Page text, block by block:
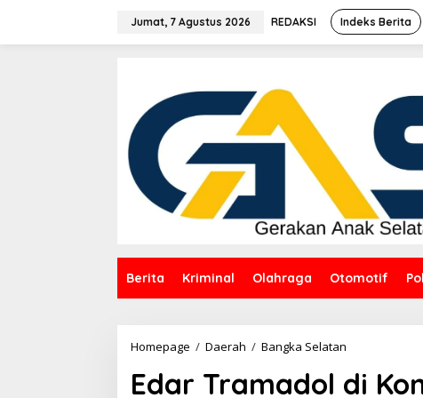
Jumat, 7 Agustus 2026 REDAKSI Indeks Berita
Berita Kriminal Olahraga Otomotif
Homepage / Daerah / Bangka Selatan
di
Konter
Edar Tramadol di